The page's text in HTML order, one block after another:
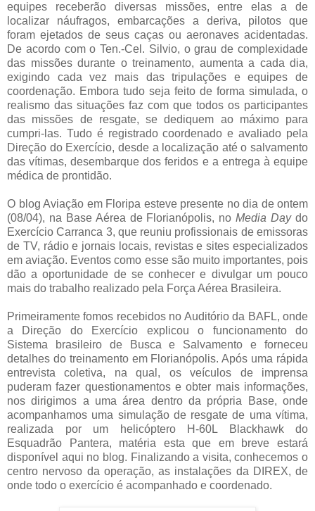
equipes receberão diversas missões, entre elas a de
localizar náufragos, embarcações a deriva, pilotos que
foram ejetados de seus caças ou aeronaves acidentadas.
De acordo com o Ten.-Cel. Silvio, o grau de complexidade
das missões durante o treinamento, aumenta a cada dia,
exigindo cada vez mais das tripulações e equipes de
coordenação. Embora tudo seja feito de forma simulada, o
realismo das situações faz com que todos os participantes
das missões de resgate, se dediquem ao máximo para
cumpri-las. Tudo é registrado coordenado e avaliado pela
Direção do Exercício, desde a localização até o salvamento
das vítimas, desembarque dos feridos e a entrega à equipe
médica de prontidão.
O blog Aviação em Floripa esteve presente no dia de ontem
(08/04), na Base Aérea de Florianópolis, noMedia Daydo
Exercício Carranca 3, que reuniu profissionais de emissoras
de TV, rádio e jornais locais, revistas e sites especializados
em aviação. Eventos como esse são muito importantes, pois
dão a oportunidade de se conhecer e divulgar um pouco
mais do trabalho realizado pela Força Aérea Brasileira.
Primeiramente fomos recebidos no Auditório da BAFL, onde
a Direção do Exercício explicou o funcionamento do
Sistema brasileiro de Busca e Salvamento e forneceu
detalhes do treinamento em Florianópolis. Após uma rápida
entrevista coletiva, na qual, os veículos de imprensa
puderam fazer questionamentos e obter mais informações,
nos dirigimos a uma área dentro da própria Base, onde
acompanhamos uma simulação de resgate de uma vítima,
realizada por um helicóptero H-60L Blackhawk do
Esquadrão Pantera, matéria esta que em breve estará
disponível aqui no blog. Finalizando a visita, conhecemos o
centro nervoso da operação, as instalações da DIREX, de
onde todo o exercício é acompanhado e coordenado.